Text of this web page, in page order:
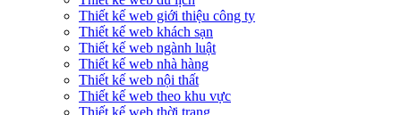
Thiết kế web giới thiệu công ty
Thiết kế web khách sạn
Thiết kế web ngành luật
Thiết kế web nhà hàng
Thiết kế web nội thất
Thiết kế web theo khu vực
Thiết kế web thời trang